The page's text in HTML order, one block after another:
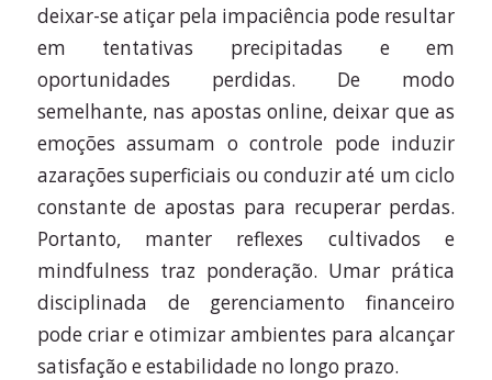
deixar-se atiçar pela impaciência pode resultar
em tentativas precipitadas e em
oportunidades perdidas. De modo
semelhante, nas apostas online, deixar que as
emoções assumam o controle pode induzir
azarações superficiais ou conduzir até um ciclo
constante de apostas para recuperar perdas.
Portanto, manter reflexes cultivados e
mindfulness traz ponderação. Umar prática
disciplinada de gerenciamento financeiro
pode criar e otimizar ambientes para alcançar
satisfação e estabilidade no longo prazo.